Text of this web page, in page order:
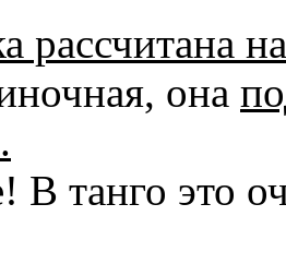
рассчитана
она
В танго это